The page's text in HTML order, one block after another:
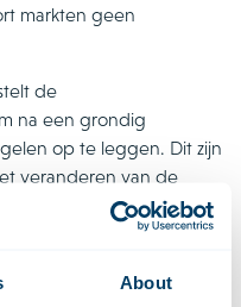
About
markten geen
de
na een grondig
op te leggen. Dit zijn
veranderen van de
van de
geval bestaat een
Koninkrijkreeds